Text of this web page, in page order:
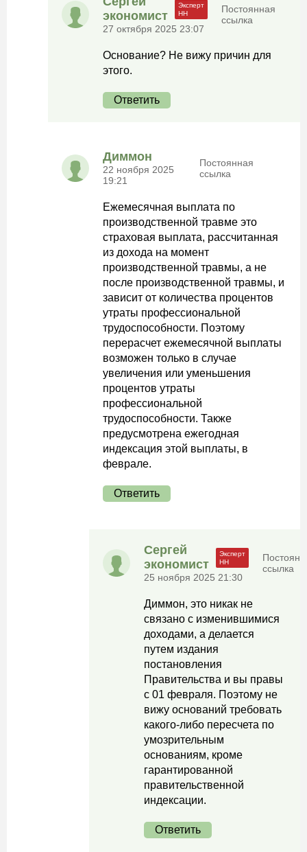
экономист
27 октября 2025 23:07
Постоянная
ссылка
Основание? Не вижу причин для
этого.
Ответить
Диммон
22 ноября 2025
19:21
Постоянная
ссылка
Ежемесячная выплата по
производственной травме это
страховая выплата, рассчитанная
из дохода на момент
производственной травмы, а не
после производственной травмы, и
зависит от количества процентов
утраты профессиональной
трудоспособности. Поэтому
перерасчет ежемесячной выплаты
возможен только в случае
увеличения или уменьшения
процентов утраты
профессиональной
трудоспособности. Также
предусмотрена ежегодная
индексация этой выплаты, в
феврале.
Ответить
Сергей
экономист
25 ноября 2025 21:30
ссылка
Диммон, это никак не
связано с изменившимися
доходами, а делается
путем издания
постановления
Правительства и вы правы
с 01 февраля. Поэтому не
вижу оснований требовать
какого-либо пересчета по
умозрительным
основаниям, кроме
гарантированной
правительственной
индексации.
Ответить